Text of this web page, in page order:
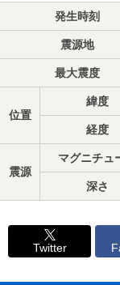
発生時刻
震源地
最大震度
位置
緯度
経度
震源
マグニチュ
深さ
Twitter